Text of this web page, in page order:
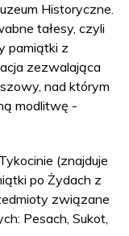
Historyczne.
tałesy, czyli
pamiątki z
zezwalająca
nad którym
modlitwę -
(znajduje
po Żydach z
związane
Pesach, Sukot,